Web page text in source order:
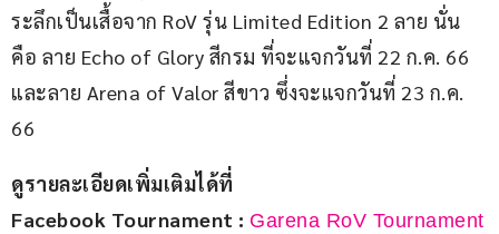
ระลึกเป็นเสื้อจาก RoV รุ่น Limited Edition 2 ลาย นั่น
คือ ลาย Echo of Glory สีกรม ที่จะแจกวันที่ 22 ก.ค. 66
และลาย Arena of Valor สีขาว ซึ่งจะแจกวันที่ 23 ก.ค.
66
ดูรายละเอียดเพิ่มเติมได้ที่
Facebook Tournament : Garena RoV Tournament